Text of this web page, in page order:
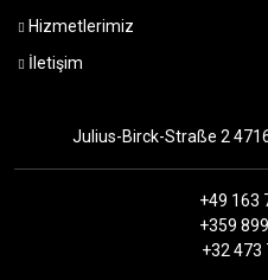
Hizmetlerimiz
İletişim
Julius-Birck-Straße 2
+49 163
+359
+32 473